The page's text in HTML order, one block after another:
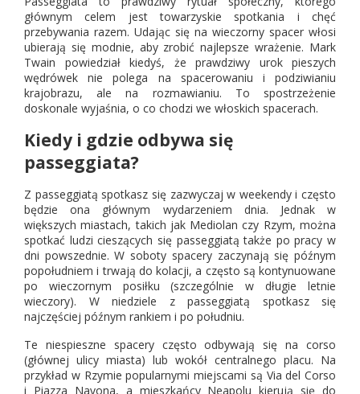
głównym celem jest towarzyskie spotkania i chęć
przebywania razem. Udając się na wieczorny spacer włosi
ubierają się modnie, aby zrobić najlepsze wrażenie. Mark
Twain powiedział kiedyś, że prawdziwy urok pieszych
wędrówek nie polega na spacerowaniu i podziwianiu
krajobrazu, ale na rozmawianiu. To spostrzeżenie
doskonale wyjaśnia, o co chodzi we włoskich spacerach.
Kiedy i gdzie odbywa się
passeggiata?
Z passeggiatą spotkasz się zazwyczaj w weekendy i często
będzie ona głównym wydarzeniem dnia. Jednak w
większych miastach, takich jak Mediolan czy Rzym, można
spotkać ludzi cieszących się passeggiatą także po pracy w
dni powszednie. W soboty spacery zaczynają się późnym
popołudniem i trwają do kolacji, a często są kontynuowane
po wieczornym posiłku (szczególnie w długie letnie
wieczory). W niedziele z passeggiatą spotkasz się
najczęściej późnym rankiem i po południu.
Te niespieszne spacery często odbywają się na corso
(głównej ulicy miasta) lub wokół centralnego placu. Na
przykład w Rzymie popularnymi miejscami są Via del Corso
i Piazza Navona, a mieszkańcy Neapolu kierują się do